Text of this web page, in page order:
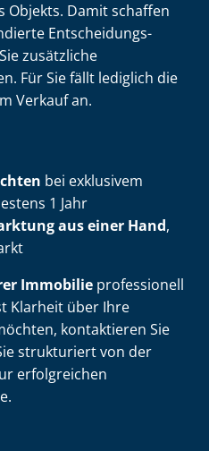
Objekts. Damit schaffen
Ent­schei­dungs­
zusätzliche
Für Sie fällt lediglich die
Verkauf an.
bei exklusivem
1 Jahr
aus einer Hand,
Immobilie professionell
Klarheit über Ihre
kontaktieren Sie
strukturiert von der
erfolgreichen